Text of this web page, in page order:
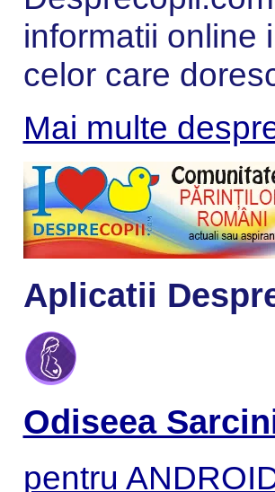
informatii online
celor care
Mai multe
Aplicatii
Odiseea
pentru